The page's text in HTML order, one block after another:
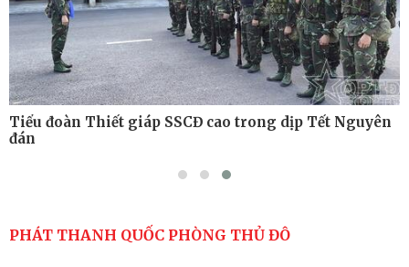
Tiểu đoàn Thiết giáp SSCĐ cao trong dịp Tết Nguyên
đán
PHÁT THANH QUỐC PHÒNG THỦ ĐÔ